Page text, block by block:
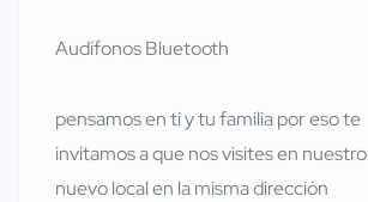
Audífonos Bluetooth
pensamos en ti y tu familia por eso te
invitamos a que nos visites en nuestro
nuevo local en la misma dirección